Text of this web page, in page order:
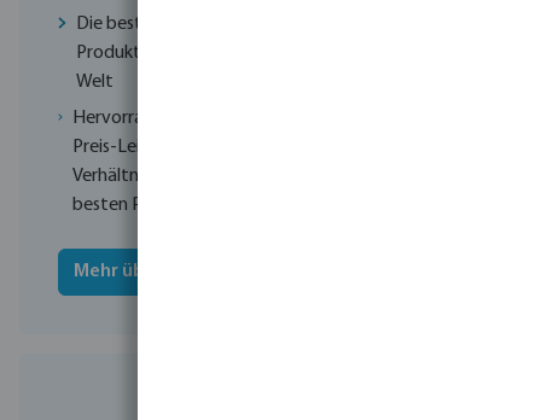
Die besten
Produkte aus aller
Welt
Hervorragendes
Preis-Leistungs-
Verhältnis zu
besten Preisen